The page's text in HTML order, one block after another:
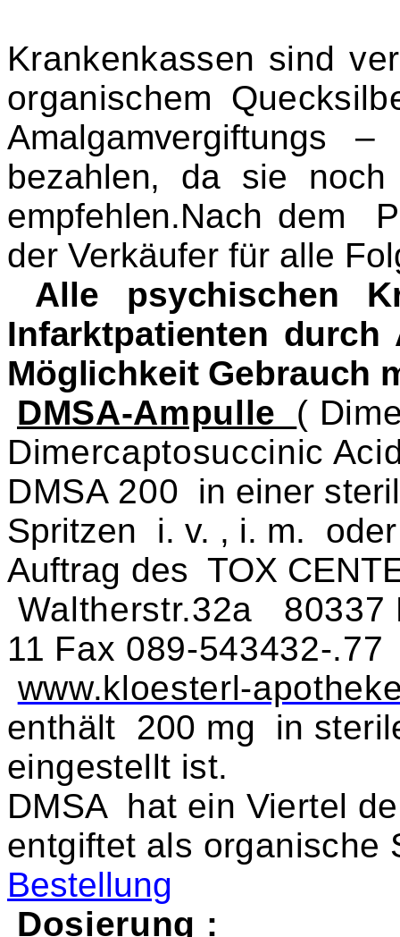
Krankenkassen sind
organischem Queck
Amalgamvergiftungs –
bezahlen, da sie noch
empfehlen.Nach dem
der Verkäufer für alle
Alle psychischen
Infarktpatienten durch
Möglichkeit Gebrauch
DMSA-Ampulle (
Dimercaptosuccinic
DMSA 200 in einer
Spritzen i. v. , i. m.
Auftrag des TOX
Waltherstr.32a 80337
11 Fax 089-543432-
www.kloesterl-
enthält 200 mg in
eingestellt ist.
DMSA hat ein Viertel
entgiftet als organische
Bestellung
Dosierung :